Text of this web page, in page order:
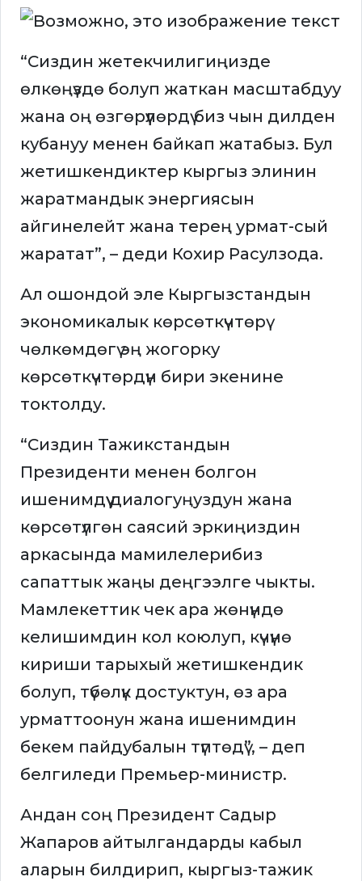
“Сиздин жетекчилигиңизде
өлкөңүздө болуп жаткан масштабдуу
жана оң өзгөрүүлөрдү биз чын дилден
кубануу менен байкап жатабыз. Бул
жетишкендиктер кыргыз элинин
жаратмандык энергиясын
айгинелейт жана терең урмат-сый
жаратат”, – деди Кохир Расулзода.
Ал ошондой эле Кыргызстандын
экономикалык көрсөткүчтөрү
чөлкөмдөгү эң жогорку
көрсөткүчтөрдүн бири экенине
токтолду.
“Сиздин Тажикстандын
Президенти менен болгон
ишенимдүү диалогуңуздун жана
көрсөтүлгөн саясий эркиңиздин
аркасында мамилелерибиз
сапаттык жаңы деңгээлге чыкты.
Мамлекеттик чек ара жөнүндө
келишимдин кол коюлуп, күчүнө
кириши тарыхый жетишкендик
болуп, түбөлүк достуктун, өз ара
урматтоонун жана ишенимдин
бекем пайдубалын түптөдү”, – деп
белгиледи Премьер-министр.
Андан соң Президент Садыр
Жапаров айтылгандарды кабыл
аларын билдирип, кыргыз-тажик